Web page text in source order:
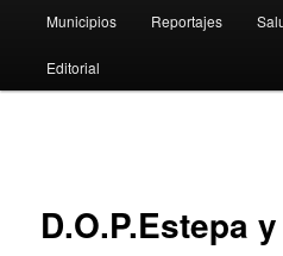
Municipios Reportajes
Editorial
D.O.P.Estepa